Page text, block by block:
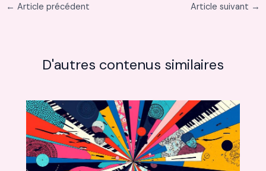
← Article précédent Article suivant →
D'autres contenus similaires